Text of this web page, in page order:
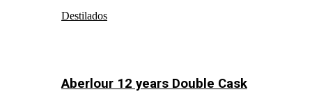
Destilados
Aberlour 12 years Double Cask